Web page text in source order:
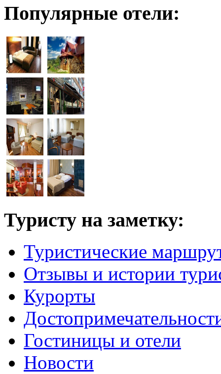
Популярные отели:
Туристу на заметку:
Туристические
Отзывы и истории
Курорты
Гостиницы и отели
Новости